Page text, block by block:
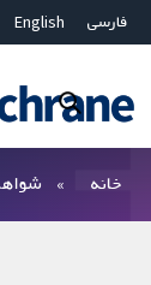
فارسی English
Bahasa Malaysia
خانه